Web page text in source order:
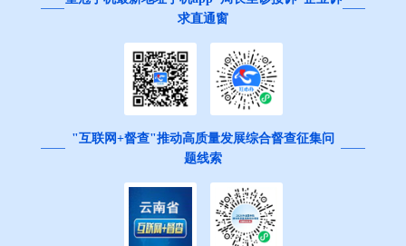
求直通窗
"互联网+督查"推动高质量发展综合督查征集问
题线索